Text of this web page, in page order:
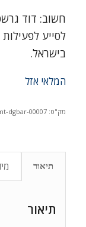
חשוב: דוד
לסייע
בישראל.
המלאי אזל
מק"ט: dgbar-00007
תיאור
תיאור